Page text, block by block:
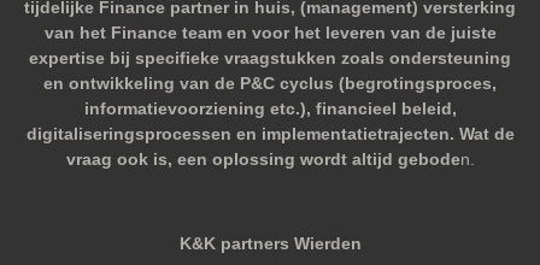
tijdelijke Finance partner in huis, (management) versterking
van het Finance team en voor het leveren van de juiste
expertise bij specifieke vraagstukken zoals ondersteuning
en ontwikkeling van de P&C cyclus (begrotingsproces,
informatievoorziening etc.), financieel beleid,
digitaliseringsprocessen en implementatietrajecten. Wat de
vraag ook is, een oplossing wordt altijd geboden.
K&K partners Wierden